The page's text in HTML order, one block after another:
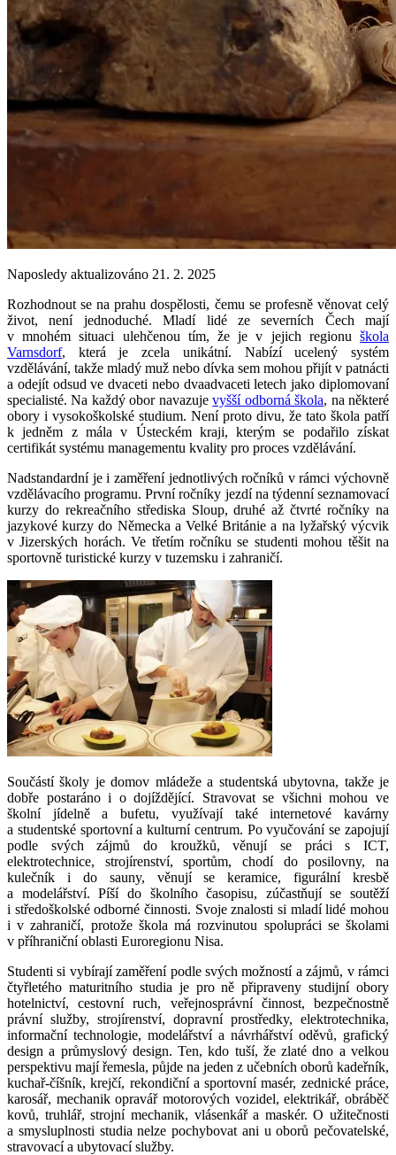
Naposledy aktualizováno 21. 2. 2025
Rozhodnout se na prahu dospělosti, čemu se profesně věnovat celý
život, není jednoduché. Mladí lidé ze severních Čech mají
v mnohém situaci ulehčenou tím, že je v jejich regionu škola
Varnsdorf, která je zcela unikátní. Nabízí ucelený systém
vzdělávání, takže mladý muž nebo dívka sem mohou přijít v patnácti
a odejít odsud ve dvaceti nebo dvaadvaceti letech jako diplomovaní
specialisté. Na každý obor navazujevyšší odborná škola, na některé
obory i vysokoškolské studium. Není proto divu, že tato škola patří
k jedněm z mála v Ústeckém kraji, kterým se podařilo získat
certifikát systému managementu kvality pro proces vzdělávání.
Nadstandardní je i zaměření jednotlivých ročníků v rámci výchovně
vzdělávacího programu. První ročníky jezdí na týdenní seznamovací
kurzy do rekreačního střediska Sloup, druhé až čtvrté ročníky na
jazykové kurzy do Německa a Velké Británie a na lyžařský výcvik
v Jizerských horách. Ve třetím ročníku se studenti mohou těšit na
sportovně turistické kurzy v tuzemsku i zahraničí.
Součástí školy je domov mládeže a studentská ubytovna, takže je
dobře postaráno i o dojíždějící. Stravovat se všichni mohou ve
školní jídelně a bufetu, využívají také internetové kavárny
a studentské sportovní a kulturní centrum. Po vyučování se zapojují
podle svých zájmů do kroužků, věnují se práci s ICT,
elektrotechnice, strojírenství, sportům, chodí do posilovny, na
kulečník i do sauny, věnují se keramice, figurální kresbě
a modelářství. Píší do školního časopisu, zúčastňují se soutěží
i středoškolské odborné činnosti. Svoje znalosti si mladí lidé mohou
i v zahraničí, protože škola má rozvinutou spolupráci se školami
v příhraniční oblasti Euroregionu Nisa.
Studenti si vybírají zaměření podle svých možností a zájmů, v rámci
čtyřletého maturitního studia je pro ně připraveny studijní obory
hotelnictví, cestovní ruch, veřejnosprávní činnost, bezpečnostně
právní služby, strojírenství, dopravní prostředky, elektrotechnika,
informační technologie, modelářství a návrhářství oděvů, grafický
design a průmyslový design. Ten, kdo tuší, že zlaté dno a velkou
perspektivu mají řemesla, půjde na jeden z učebních oborů kadeřník,
kuchař-číšník, krejčí, rekondiční a sportovní masér, zednické práce,
karosář, mechanik opravář motorových vozidel, elektrikář, obráběč
kovů, truhlář, strojní mechanik, vlásenkář a maskér. O užitečnosti
a smysluplnosti studia nelze pochybovat ani u oborů pečovatelské,
stravovací a ubytovací služby.